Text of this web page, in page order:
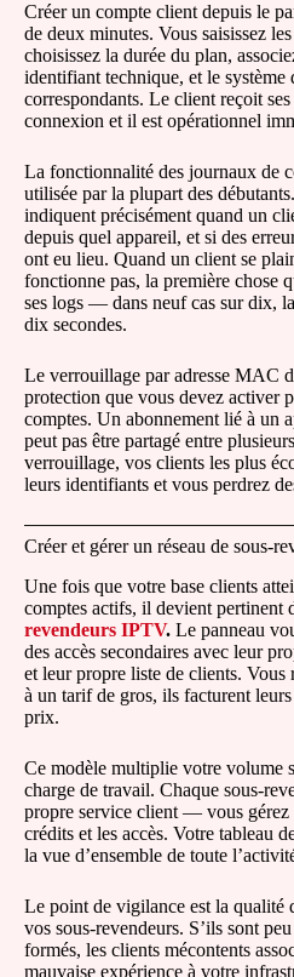
Créer un compte client depuis le
de deux minutes. Vous saisissez
choisissez la durée du plan,
identifiant technique, et le système
correspondants. Le client reçoit
connexion et il est opérationnel
La fonctionnalité des journaux de
utilisée par la plupart des
indiquent précisément quand un
depuis quel appareil, et si des
ont eu lieu. Quand un client se
fonctionne pas, la première chose
ses logs — dans neuf cas sur dix,
dix secondes.
Le verrouillage par adresse MAC
protection que vous devez activer
comptes. Un abonnement lié à un
peut pas être partagé entre
verrouillage, vos clients les plus
leurs identifiants et vous perdrez
Créer et gérer un réseau de sous-
Une fois que votre base clients
comptes actifs, il devient pertinent
revendeurs IPTV. Le panneau
des accès secondaires avec leur
et leur propre liste de clients. Vous
à un tarif de gros, ils facturent
prix.
Ce modèle multiplie votre volume
charge de travail. Chaque sous-
propre service client — vous gérez
crédits et les accès. Votre tableau
la vue d’ensemble de toute
Le point de vigilance est la qualité
vos sous-revendeurs. S’ils sont
formés, les clients mécontents
mauvaise expérience à votre